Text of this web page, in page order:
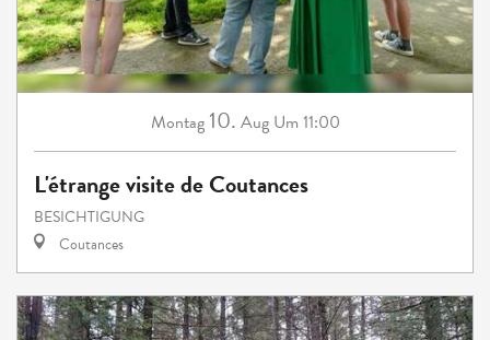
Montag 10. Aug Um 11:00
L'étrange visite de Coutances
BESICHTIGUNG
Coutances